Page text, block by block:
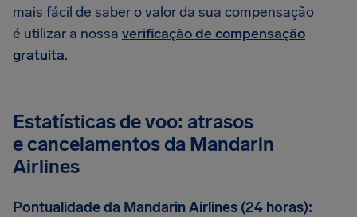
mais fácil de saber o valor da sua compensação
é utilizar a nossa verificação de compensação
gratuita.
Estatísticas de voo: atrasos
e cancelamentos da Mandarin
Airlines
Pontualidade da Mandarin Airlines (24 horas):